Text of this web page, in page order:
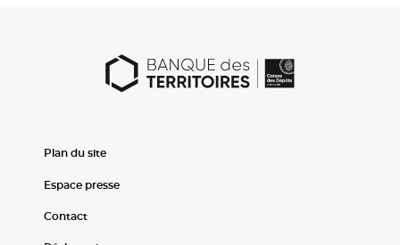
Plan du site
Espace presse
Contact